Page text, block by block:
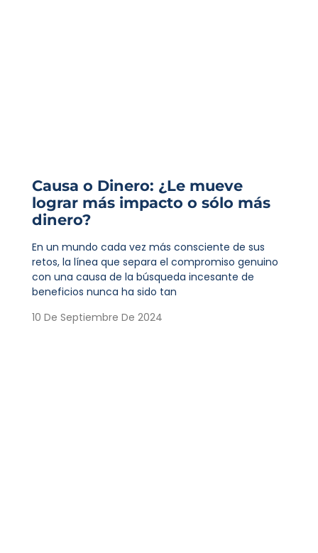
Causa o Dinero: ¿Le mueve
lograr más impacto o sólo más
dinero?
En un mundo cada vez más consciente de sus
retos, la línea que separa el compromiso genuino
con una causa de la búsqueda incesante de
beneficios nunca ha sido tan
10 De Septiembre De 2024